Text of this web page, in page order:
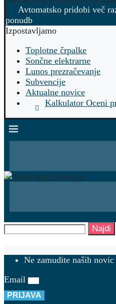
Avtomatsko pridobi več
ponudb
Izpostavljamo
Toplotne črpalke
Sončne elektrarne
Lunos prezračevanje
Subvencije
Aktualne novice
Kalkulator Oceni
Najdi
Ne zamudite naših novic
Email
PRIJAVA